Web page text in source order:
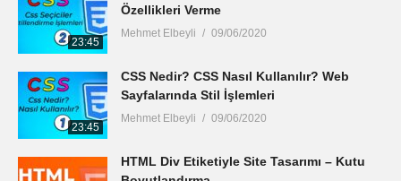
23:45
Özellikleri Verme
Mehmet Elbeyli 09/06/2020
23:45
CSS Nedir? CSS Nasıl Kullanılır? Web
Sayfalarında Stil İşlemleri
Mehmet Elbeyli 09/06/2020
HTML Div Etiketiyle Site Tasarımı – Kutu